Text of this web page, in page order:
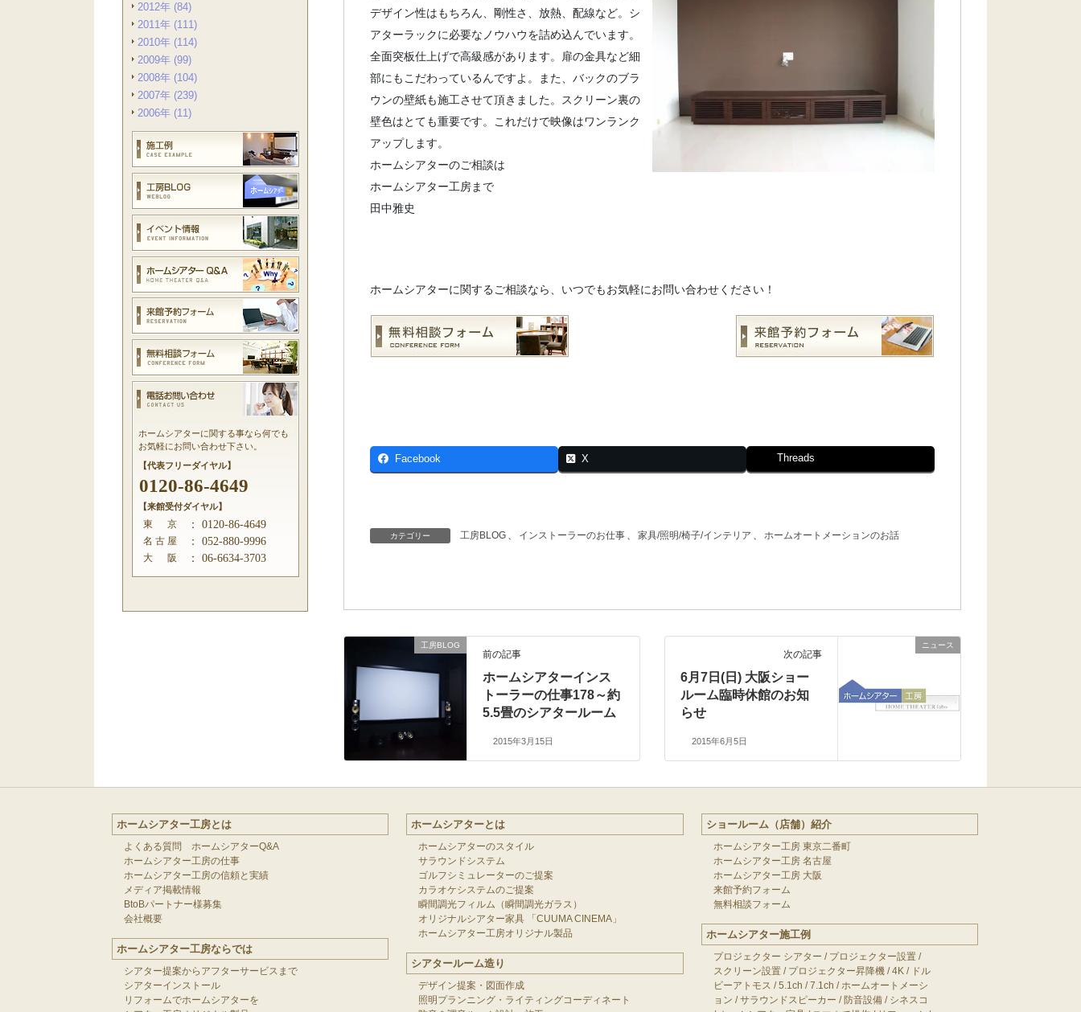
2012年 (84)
2011年 (111)
2010年 (114)
2009年 (99)
2008年 (104)
2007年 (239)
2006年 (11)
ホームシアターに関する事なら何でも
お気軽にお問い合わせ下さい。
【代表フリーダイヤル】
0120-86-4649
【来館受付ダイヤル】
東 京 ： 0120-86-4649
名 古 屋 ： 052-880-9996
大 阪 ： 06-6634-3703
デザイン性はもちろん、剛性さ、放熱、配線など。シ
アターラックに必要なノウハウを詰め込んでいます。
全面突板仕上げで高級感があります。扉の金具など細
部にもこだわっているんですよ。また、バックのブラ
ウンの壁紙も施工させて頂きました。スクリーン裏の
壁色はとても重要です。これだけで映像はワンランク
アップします。
ホームシアターのご相談は
ホームシアター工房まで
田中雅史
ホームシアターに関するご相談なら、いつでもお気軽にお問い合わせください！
Facebook X Threads
カテゴリー 工房BLOG 、 インストーラーのお仕事 、 家具/照明/椅子/インテリア 、 ホームオートメーションのお話
工房BLOG
前の記事
ホームシアターインス
トーラーの仕事178～約
5.5畳のシアタールーム
2015年3月15日
ニュース
次の記事
6月7日(日) 大阪ショー
ルーム臨時休館のお知
らせ
2015年6月5日
ホームシアター工房とは
よくある質問 ホームシアターQ&A
ホームシアター工房の仕事
ホームシアター工房の信頼と実績
メディア掲載情報
BtoBパートナー様募集
会社概要
ホームシアター工房ならでは
シアター提案からアフターサービスまで
シアターインストール
リフォームでホームシアターを
ホームシアターとは
ホームシアターのスタイル
サラウンドシステム
ゴルフシミュレーターのご提案
カラオケシステムのご提案
瞬間調光フィルム（瞬間調光ガラス）
オリジナルシアター家具 「CUUMA CINEMA」
ホームシアター工房オリジナル製品
シアタールーム造り
デザイン提案・図面作成
照明プランニング・ライティングコーディネート
ショールーム（店舗）紹介
ホームシアター工房 東京二番町
ホームシアター工房 名古屋
ホームシアター工房 大阪
来館予約フォーム
無料相談フォーム
ホームシアター施工例
プロジェクター シアター / プロジェクター設置/
スクリーン設置/ プロジェクター昇降機/4K/ ドル
ビーアトモス /5.1ch /7.1ch /ホームオートメーシ
ョン /サラウンドスピーカー / 防音設備/ シネスコ